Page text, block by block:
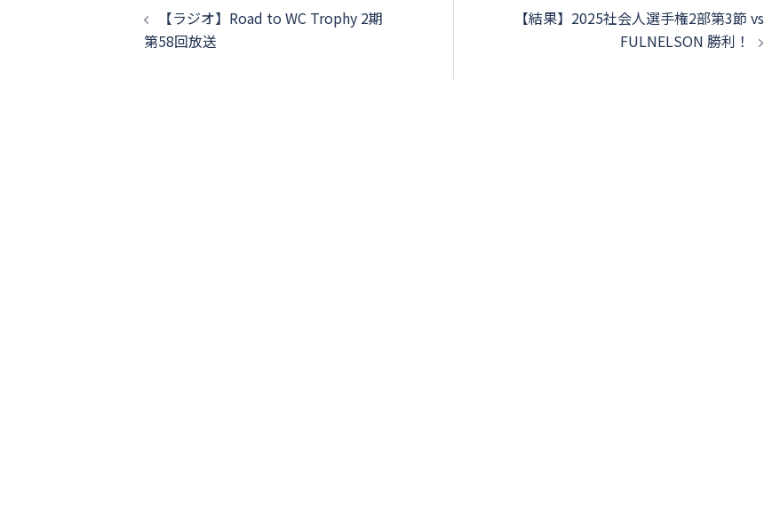
【ラジオ】Road to WC Trophy 2期
第58回放送
【結果】2025社会人選手権2部第3節 vs
FULNELSON 勝利！